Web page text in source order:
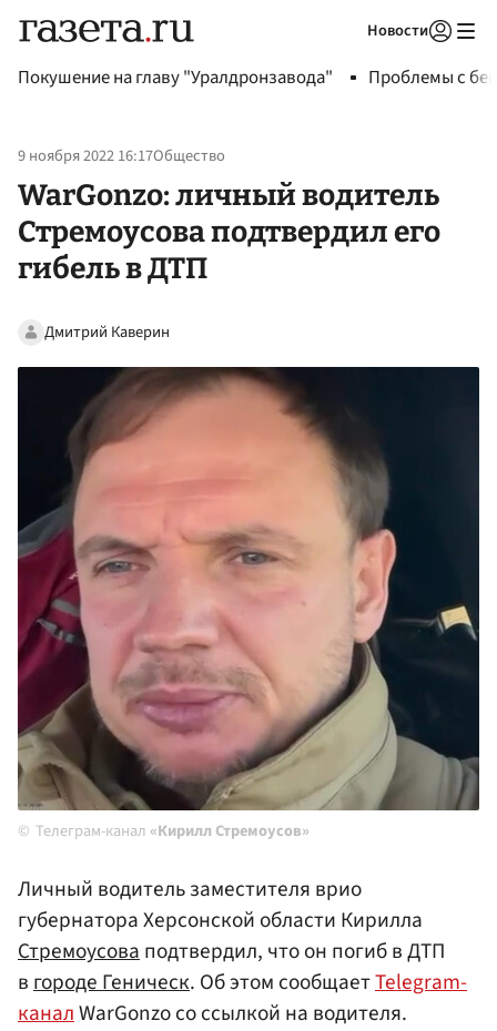
Новости
Покушение на главу "Уралдронзавода" Проблемы с
9 ноября 2022 16:17Общество
WarGonzo: личный водитель
Стремоусова подтвердил его
гибель в ДТП
Дмитрий Каверин
Телеграм-канал «Кирилл Стремоусов»
Личный водитель заместителя врио
губернатора Херсонской области Кирилла
Стремоусоваподтвердил, что он погиб в ДТП
вгороде Геническ. Об этом сообщаетTelegram-
каналWarGonzo со ссылкой на водителя.